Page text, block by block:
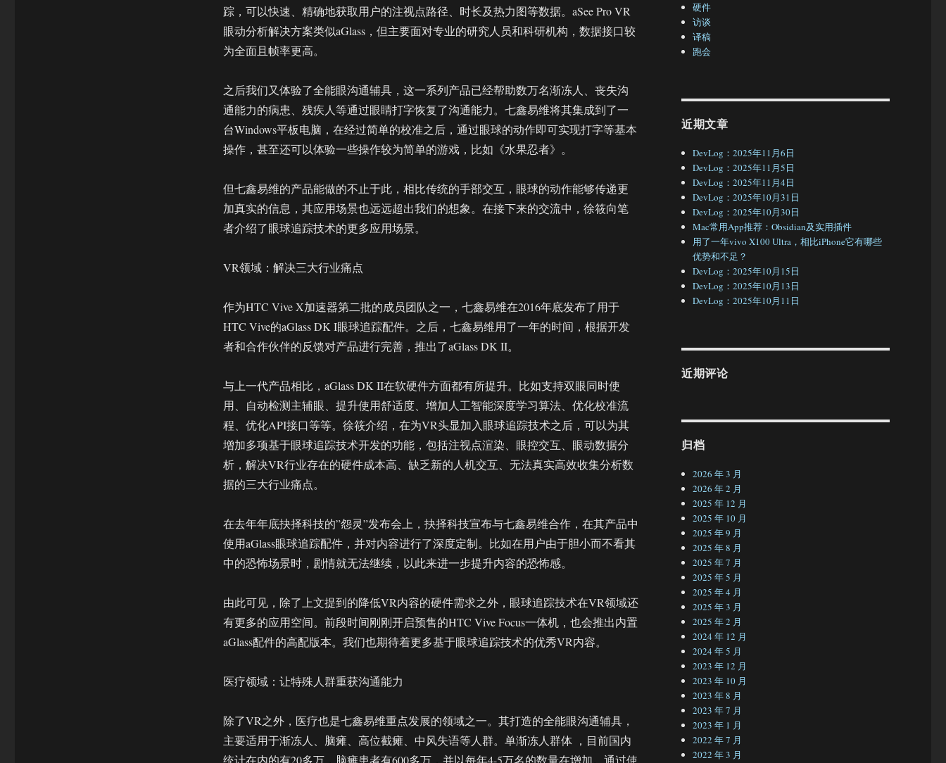
踪，可以快速、精确地获取用户的注视点路径、时长及热力图等数据。aSee Pro VR
眼动分析解决方案类似aGlass，但主要面对专业的研究人员和科研机构，数据接口较
为全面且帧率更高。
之后我们又体验了全能眼沟通辅具，这一系列产品已经帮助数万名渐冻人、丧失沟
通能力的病患、残疾人等通过眼睛打字恢复了沟通能力。七鑫易维将其集成到了一
台Windows平板电脑，在经过简单的校准之后，通过眼球的动作即可实现打字等基本
操作，甚至还可以体验一些操作较为简单的游戏，比如《水果忍者》。
但七鑫易维的产品能做的不止于此，相比传统的手部交互，眼球的动作能够传递更
加真实的信息，其应用场景也远远超出我们的想象。在接下来的交流中，徐筱向笔
者介绍了眼球追踪技术的更多应用场景。
VR领域：解决三大行业痛点
作为HTC Vive X加速器第二批的成员团队之一，七鑫易维在2016年底发布了用于
HTC Vive的aGlass DK I眼球追踪配件。之后，七鑫易维用了一年的时间，根据开发
者和合作伙伴的反馈对产品进行完善，推出了aGlass DK II。
与上一代产品相比，aGlass DK II在软硬件方面都有所提升。比如支持双眼同时使
用、自动检测主辅眼、提升使用舒适度、增加人工智能深度学习算法、优化校准流
程、优化API接口等等。徐筱介绍，在为VR头显加入眼球追踪技术之后，可以为其
增加多项基于眼球追踪技术开发的功能，包括注视点渲染、眼控交互、眼动数据分
析，解决VR行业存在的硬件成本高、缺乏新的人机交互、无法真实高效收集分析数
据的三大行业痛点。
在去年年底抉择科技的”怨灵”发布会上，抉择科技宣布与七鑫易维合作，在其产品中
使用aGlass眼球追踪配件，并对内容进行了深度定制。比如在用户由于胆小而不看其
中的恐怖场景时，剧情就无法继续，以此来进一步提升内容的恐怖感。
由此可见，除了上文提到的降低VR内容的硬件需求之外，眼球追踪技术在VR领域还
有更多的应用空间。前段时间刚刚开启预售的HTC Vive Focus一体机，也会推出内置
aGlass配件的高配版本。我们也期待着更多基于眼球追踪技术的优秀VR内容。
医疗领域：让特殊人群重获沟通能力
除了VR之外，医疗也是七鑫易维重点发展的领域之一。其打造的全能眼沟通辅具，
主要适用于渐冻人、脑瘫、高位截瘫、中风失语等人群。单渐冻人群体 ，目前国内
统计在内的有20多万，脑瘫患者有600多万，并以每年4-5万名的数量在增加。通过使
硬件
访谈
译稿
跑会
近期文章
DevLog：2025年11月6日
DevLog：2025年11月5日
DevLog：2025年11月4日
DevLog：2025年10月31日
DevLog：2025年10月30日
Mac常用App推荐：Obsidian及实用插件
用了一年vivo X100 Ultra，相比iPhone它有哪些
优势和不足？
DevLog：2025年10月15日
DevLog：2025年10月13日
DevLog：2025年10月11日
近期评论
归档
2026 年 3 月
2026 年 2 月
2025 年 12 月
2025 年 10 月
2025 年 9 月
2025 年 8 月
2025 年 7 月
2025 年 5 月
2025 年 4 月
2025 年 3 月
2025 年 2 月
2024 年 12 月
2024 年 5 月
2023 年 12 月
2023 年 10 月
2023 年 8 月
2023 年 7 月
2023 年 1 月
2022 年 7 月
2022 年 3 月